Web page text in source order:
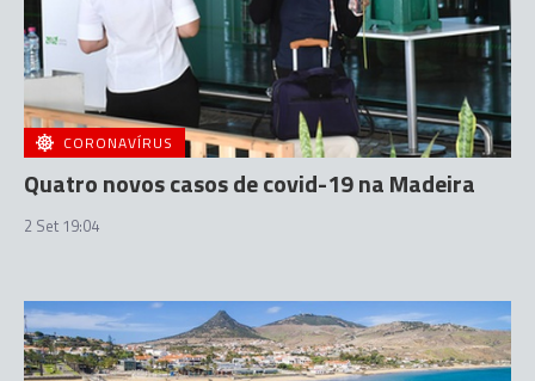
CORONAVÍRUS
Quatro novos casos de covid-19 na Madeira
2 Set 19:04